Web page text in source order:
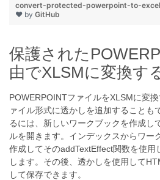
convert-protected-powerpoint-to-
❤ by GitHub
保護された
由でXLSMに変換す
POWERPOINTファイルをXLSMに変
ァイル形式に透かしを追加することも
るには、新しいワークブックを作成し
ルを開きます。インデックスからワー
作成してそのaddTextEffect関数を使用
します。その後、透かしを使用して
して保存できます。